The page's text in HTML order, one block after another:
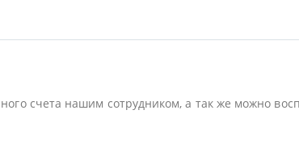
счета нашим сотрудником, а так же можно